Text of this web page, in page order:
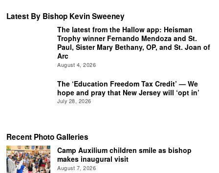
Latest By Bishop Kevin Sweeney
The latest from the Hallow app: Heisman
Trophy winner Fernando Mendoza and St.
Paul, Sister Mary Bethany, OP, and St. Joan of
Arc
August 4, 2026
The ‘Education Freedom Tax Credit’ — We
hope and pray that New Jersey will ‘opt in’
July 28, 2026
Recent Photo Galleries
Camp Auxilium children smile as bishop
makes inaugural visit
August 7, 2026